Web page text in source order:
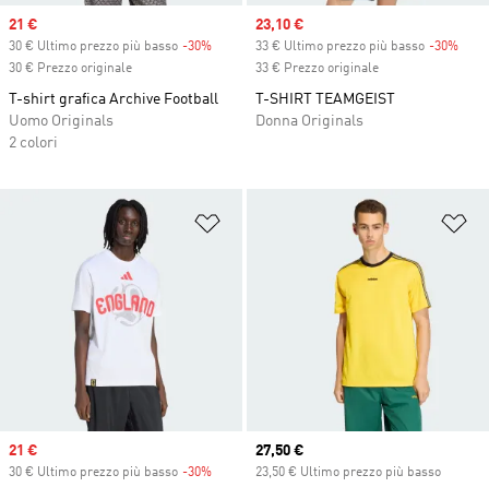
Sale price
21 €
30 € Ultimo prezzo più basso -30% Discount
30 € Prezzo originale
T-shirt grafica Archive Football
Uomo Originals
2 colori
Sale price
23,10 €
33 € Ultimo prezzo più basso -30%
33 € Prezzo originale
T-SHIRT TEAMGEIST
Donna Originals
Aggiungi alla lista dei desideri
Sale price
21 €
30 € Ultimo prezzo più basso -30% Discount
Current price
27,50 €
23,50 € Ultimo prezzo più basso